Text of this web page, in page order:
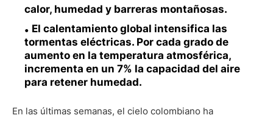
calor, humedad y barreras montañosas.
El calentamiento global intensifica las
tormentas eléctricas. Por cada grado de
aumento en la temperatura atmosférica,
incrementa en un 7% la capacidad del aire
para retener humedad.
En las últimas semanas, el cielo colombiano ha